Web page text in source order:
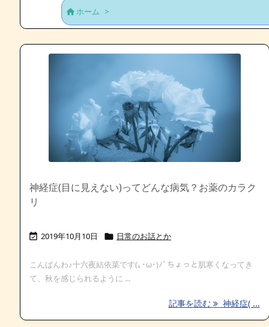
ホーム >
神経症(目に見えない)ってどんな病気？お薬のカラク
リ
 2019年10月10日  日常のお話とか
こんばんわ♪十六夜結依菜です(｡･ω･)ﾉﾞちょっと肌寒くなってき
て、秋を感じられるように ...
記事を読む 神経症( ...